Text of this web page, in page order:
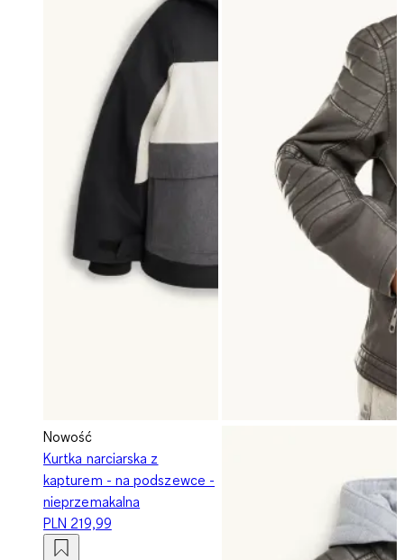
Nowość
Kurtka narciarska z
kapturem - na podszewce -
nieprzemakalna
PLN 219,99